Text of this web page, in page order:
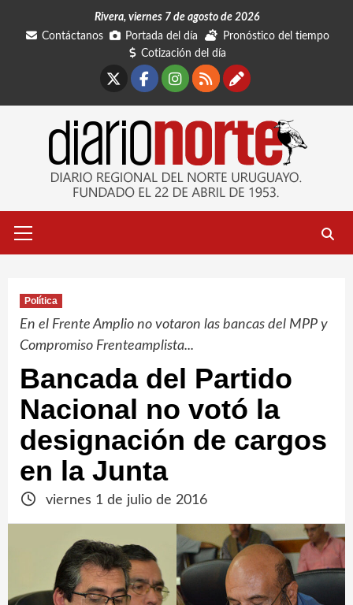
Rivera, viernes 7 de agosto de 2026
Contáctanos
Portada del día
Pronóstico del tiempo
Cotización del día
Facebook
Instagram
RSSContáctanos
primario
Política
En el Frente Amplio no votaron las bancas del MPP y
Compromiso Frenteamplista...
Bancada del Partido
Nacional no votó la
designación de cargos
en la Junta
viernes 1 de julio de 2016